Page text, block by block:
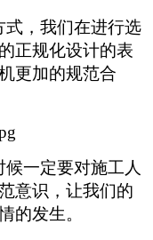
式，我们在进行选
正规化设计的表
更加的规范合
一定要对施工人
意识，让我们的
的发生。